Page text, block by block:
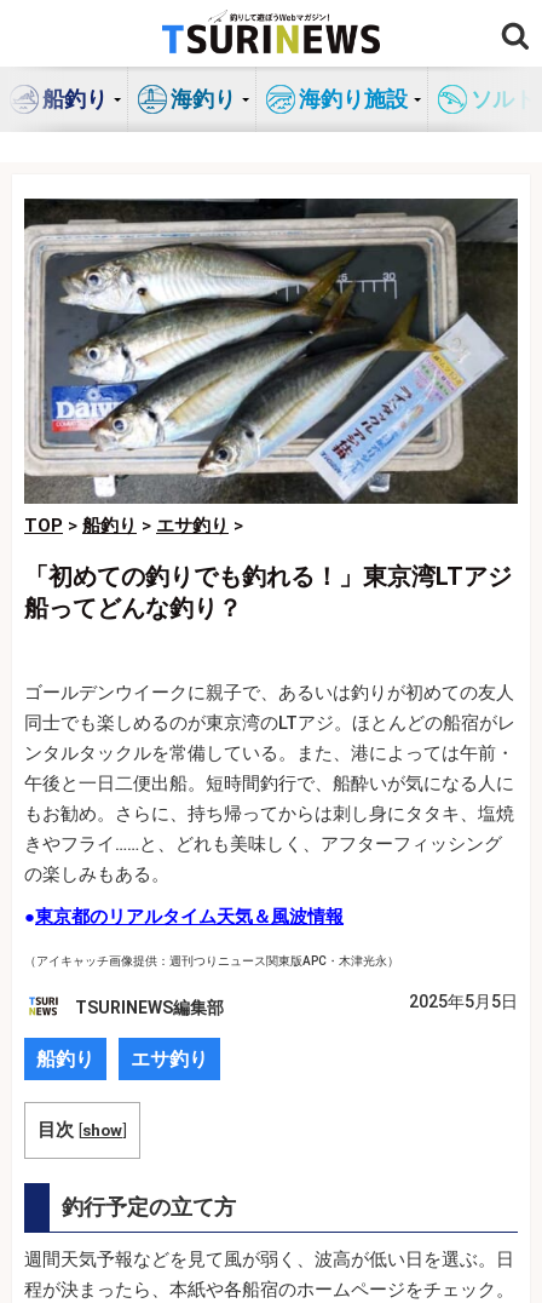
ン
船釣り 海釣り 海釣り施設 ソル
TOP > 船釣り > エサ釣り >
「初めての釣りでも釣れる！」東京湾LTアジ
船ってどんな釣り？
ゴールデンウイークに親子で、あるいは釣りが初めての友人
同士でも楽しめるのが東京湾のLTアジ。ほとんどの船宿がレ
ンタルタックルを常備している。また、港によっては午前・
午後と一日二便出船。短時間釣行で、船酔いが気になる人に
もお勧め。さらに、持ち帰ってからは刺し身にタタキ、塩焼
きやフライ……と、どれも美味しく、アフターフィッシング
の楽しみもある。
●東京都のリアルタイム天気＆風波情報
（アイキャッチ画像提供：週刊つりニュース関東版APC・木津光永）
TSURINEWS編集部 2025年5月5日
船釣り エサ釣り
目次 [show]
釣行予定の立て方
週間天気予報などを見て風が弱く、波高が低い日を選ぶ。日
程が決まったら、本紙や各船宿のホームページをチェック。